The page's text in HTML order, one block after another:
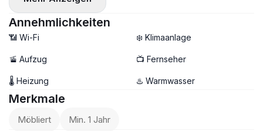
✅Nur wenige Blocks vom Dynamo-Stadion entfernt 🏟️
Annehmlichkeiten
📶 Wi-Fi ❄️ Klimaanlage
🚡 Aufzug 📺 Fernseher
🌡 Heizung ♨️ Warmwasser
Merkmale
Möbliert Min. 1 Jahr